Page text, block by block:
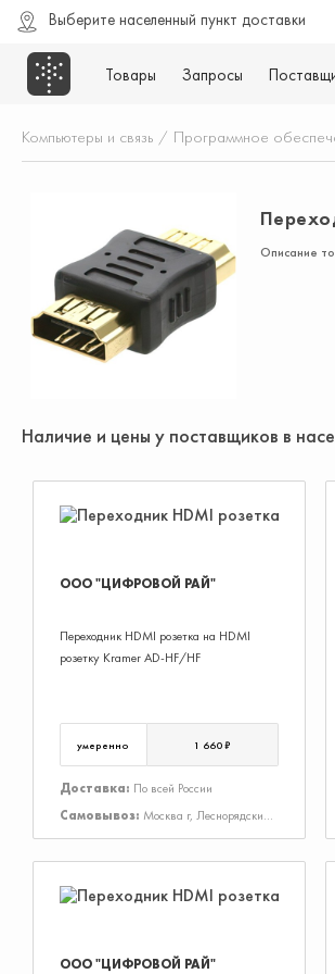
Выберите населенный пункт доставки
Товары Запросы
Компьютеры и связь / Программное
Описание
Наличие и цены у поставщиков в
ООО "ЦИФРОВОЙ РАЙ"
Переходник HDMI розетка на HDMI
розетку Kramer AD-HF/HF
умеренно 1 660 ₽
Доставка: По всей России
Самовывоз: Москва г, Леснорядский
пер, Дом 18, Строение 2
ООО "ЦИФРОВОЙ РАЙ"